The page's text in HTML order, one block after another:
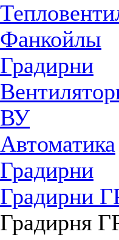
Фанкойлы
Градирни
ВУ
Автоматика
Градирни
Градирни
Градирня